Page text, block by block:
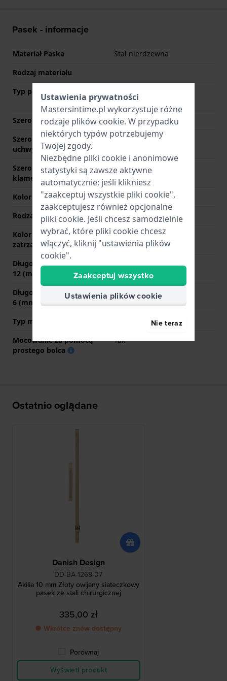
Pasek - informacje
Materiał Paska
Stal nierdzewna
Rodzaj materiału
Typ paska
(Mediolan)
Szerokość uchwytu
10 mm
Szerokość między
uchwytami
10 mm
Szerokość paska przy
klamerce
10 mm
Kolor paska
Złoty
Rodzaj zapięcia
Zapięcie milanese
Kolor zapięcia
zatrzaskowego
Złoty
Długość paska na godzinie
12 (mm)
Długość paska na godzinie
6 (mm)
280 mm
Typ mocowania
Bolec quick release
Mocowanie za pomocą
prostego bolca
Tak
Ostatnio oglądane
Danish Design
DD-BA-1268-07
Akilia 10 mm Złoty owijany siateczkowy
pasek ze stali chirurgicznej
335,00 zł
● Wkrótce znów dostępny
Porównaj
Wyświetl produkt
Ustawienia prywatności
Mastersintime.pl wykorzystuje różne
rodzaje plików cookie. W przypadku
niektórych typów potrzebujemy
Twojej zgody.
Niezbędne pliki cookie i anonimowe
statystyki są zawsze aktywne
automatycznie; jeśli klikniesz
"zaakceptuj wszystkie pliki cookie",
zaakceptujesz również opcjonalne
pliki cookie. Jeśli chcesz samodzielnie
wybrać, które pliki cookie chcesz
włączyć, kliknij "ustawienia plików
cookie".
Zaakceptuj wszystko
Ustawienia plików cookie
Nie teraz